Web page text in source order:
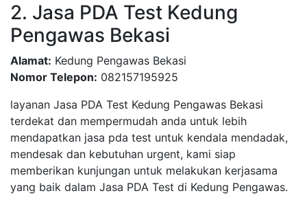
2. Jasa PDA Test Kedung
Pengawas Bekasi
Alamat: Kedung Pengawas Bekasi
Nomor Telepon: 082157195925
layanan Jasa PDA Test Kedung Pengawas Bekasi
terdekat dan mempermudah anda untuk lebih
mendapatkan jasa pda test untuk kendala mendadak,
mendesak dan kebutuhan urgent, kami siap
memberikan kunjungan untuk melakukan kerjasama
yang baik dalam Jasa PDA Test di Kedung Pengawas.